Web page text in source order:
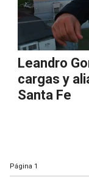
Leandro
cargas y
Santa Fe
Página 1